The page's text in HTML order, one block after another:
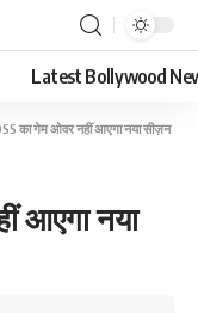
Latest Bollywood
का गेम ओवर नहीं आएगा नया सीज़न
आएगा नया